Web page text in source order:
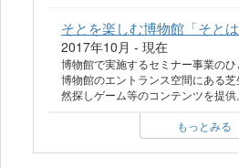
そとを楽しむ博物館「そと
2017年10月 - 現在
博物館で実施するセミナー事業の
博物館のエントランス空間にある
然探しゲーム等のコンテンツを提供
もっとみる